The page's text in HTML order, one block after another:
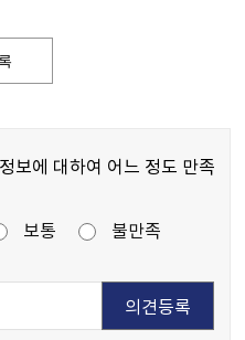
보에 대하여 어느 정도 만족
보통
불만족